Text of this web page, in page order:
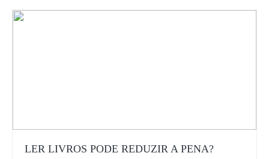
LER LIVROS PODE REDUZIR A PENA?